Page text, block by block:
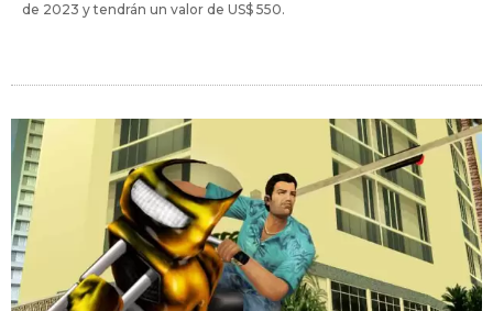
de 2023 y tendrán un valor de US$ 550.